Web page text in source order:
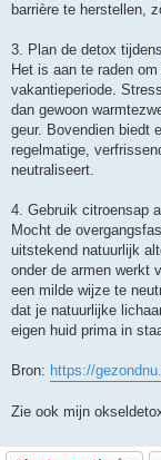
barrière te herstellen,
3. Plan de detox
Het is aan te raden
vakantieperiode.
dan gewoon
geur. Bovendien biedt
regelmatige,
neutraliseert.
4. Gebruik citroensap
Mocht de
uitstekend natuurlijk
onder de armen werkt
een milde wijze te
dat je natuurlijke
eigen huid prima in
Bron: https://
Zie ook mijn